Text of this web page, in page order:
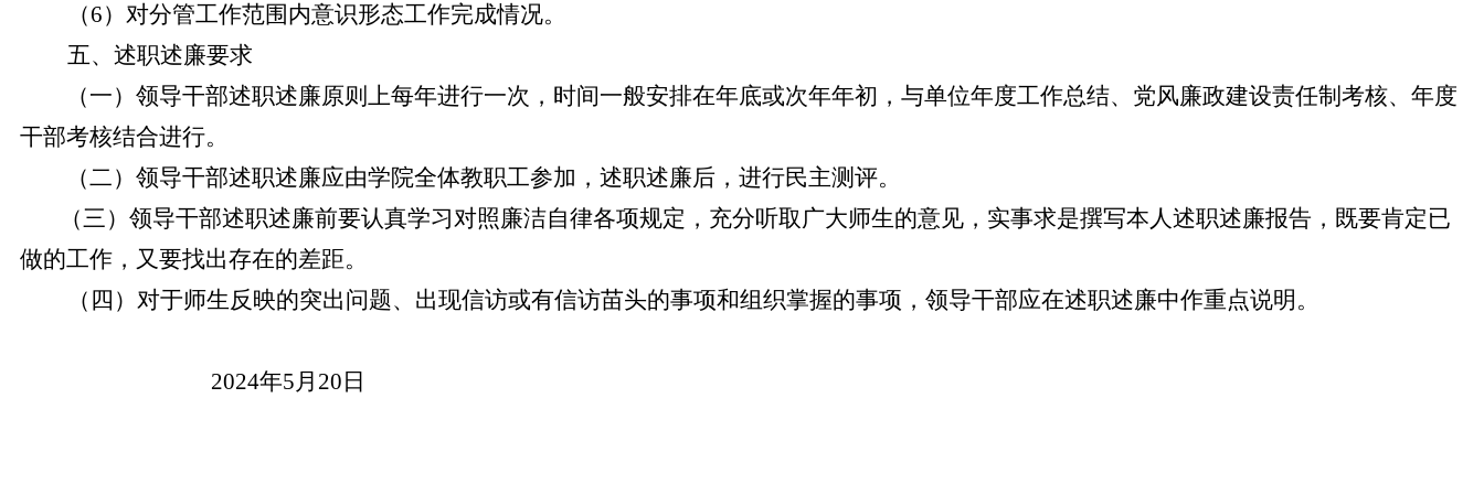
（6）对分管工作范围内意识形态工作完成情况。
五、述职述廉要求
（一）领导干部述职述廉原则上每年进行一次，时间一般安排在年底或次年年初，与单位年度工作总结、党风廉政建设责任制考核、年度
干部考核结合进行。
（二）领导干部述职述廉应由学院全体教职工参加，述职述廉后，进行民主测评。
（三）领导干部述职述廉前要认真学习对照廉洁自律各项规定，充分听取广大师生的意见，实事求是撰写本人述职述廉报告，既要肯定已
做的工作，又要找出存在的差距。
（四）对于师生反映的突出问题、出现信访或有信访苗头的事项和组织掌握的事项，领导干部应在述职述廉中作重点说明。
2024年5月20日